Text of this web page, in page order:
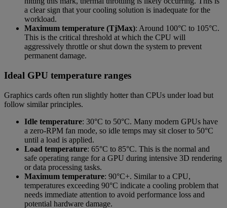
a clear sign that your cooling solution is inadequate for the
workload.
Maximum temperature (TjMax): Around 100°C to 105°C.
This is the critical threshold at which the CPU will
aggressively throttle or shut down the system to prevent
permanent damage.
Ideal GPU temperature ranges
Graphics cards often run slightly hotter than CPUs under load but
follow similar principles.
Idle temperature: 30°C to 50°C. Many modern GPUs have
a zero-RPM fan mode, so idle temps may sit closer to 50°C
until a load is applied.
Load temperature: 65°C to 85°C. This is the normal and
safe operating range for a GPU during intensive 3D rendering
or data processing tasks.
Maximum temperature: 90°C+. Similar to a CPU,
temperatures exceeding 90°C indicate a cooling problem that
needs immediate attention to avoid performance loss and
potential hardware damage.